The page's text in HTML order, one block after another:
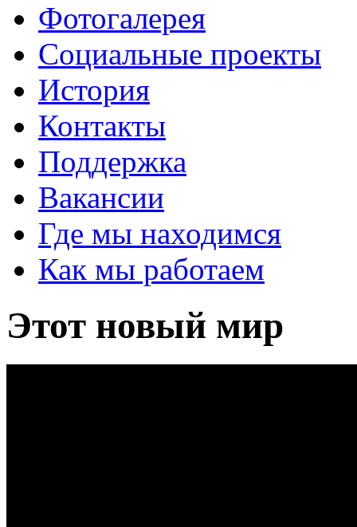
Фотогалерея
Социальные проекты
История
Контакты
Поддержка
Вакансии
Где мы находимся
Как мы работаем
Этот новый мир